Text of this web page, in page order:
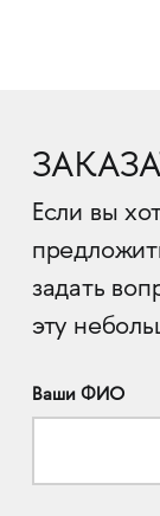
Если вы
задать
эту
Ваши ФИО